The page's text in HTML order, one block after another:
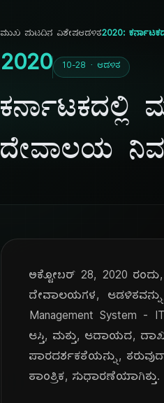
ಮುಖ ಪುಟದಿನ ವಿಶೇಷಆಡಳಿತ2020:
2020 10-28 · ಆಡಳಿತ
ದೇವಾಲಯ
ಅಕ್ಟೋಬರ್ 28, 2020
ದೇವಾಲಯಗಳ,
Management System
ಆಸ್ತಿ, ಮತ್ತು, ಆದಾಯದ,
ಪಾರದರ್ಶಕತೆಯನ್ನು,
ತಾಂತ್ರಿಕ, ಸುಧಾರಣೆಯಾಗಿತ್ತು.